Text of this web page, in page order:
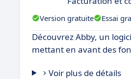
Version gratuite Essai
Découvrez Abby, un
mettant en avant des
Voir plus de détails